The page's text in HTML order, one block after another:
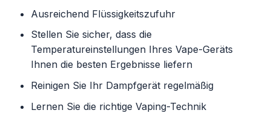
Ausreichend Flüssigkeitszufuhr
Stellen Sie sicher, dass die
Temperatureinstellungen Ihres Vape-Geräts
Ihnen die besten Ergebnisse liefern
Reinigen Sie Ihr Dampfgerät regelmäßig
Lernen Sie die richtige Vaping-Technik